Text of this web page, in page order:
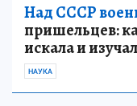
Над СССР
пришельцев:
искала и
НАУКА